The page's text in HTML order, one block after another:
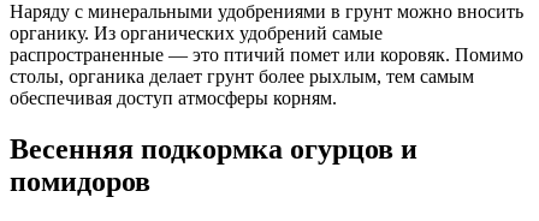
Наряду с минеральными удобрениями в грунт можно вносить
органику. Из органических удобрений самые
распространенные — это птичий помет или коровяк. Помимо
столы, органика делает грунт более рыхлым, тем самым
обеспечивая доступ атмосферы корням.
Весенняя подкормка огурцов и
помидоров